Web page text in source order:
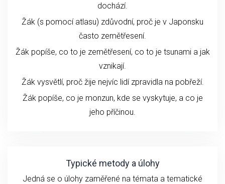
dochází.
Žák (s pomocí atlasu) zdůvodní, proč je v Japonsku
často zemětřesení.
Žák popíše, co to je zemětřesení, co to je tsunami a jak
vznikají.
Žák vysvětlí, proč žije nejvíc lidí zpravidla na pobřeží.
Žák popíše, co je monzun, kde se vyskytuje, a co je
jeho příčinou.
Typické metody a úlohy
Jedná se o úlohy zaměřené na témata a tematické